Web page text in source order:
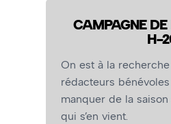
CAMPAGNE DE
H-
On est à la
rédacteurs
manquer de la
qui s’en vient.